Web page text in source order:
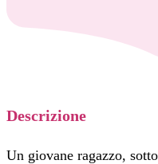
Descrizione
Un giovane ragazzo,